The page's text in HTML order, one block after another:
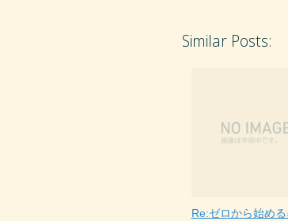
Similar Posts:
Re:ゼロから始め